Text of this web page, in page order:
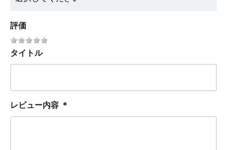
評価
タイトル
レビュー内容 ＊